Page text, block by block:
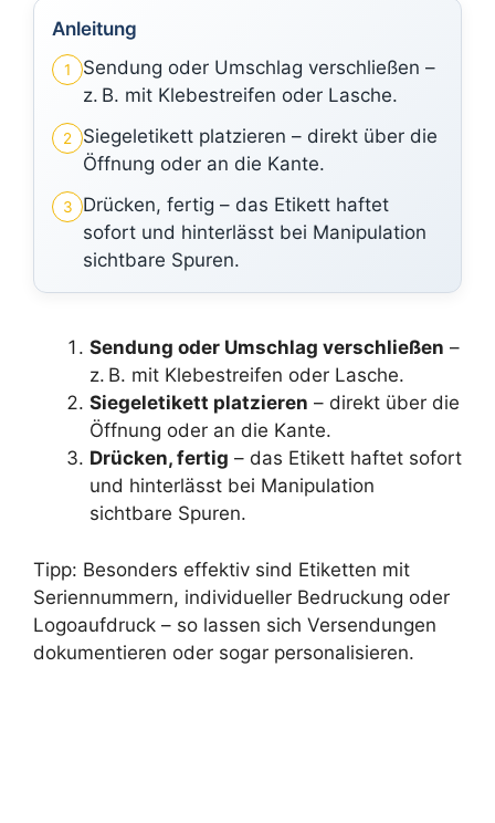
Anleitung
1
Sendung oder Umschlag verschließen –
z. B. mit Klebestreifen oder Lasche.
2
Siegeletikett platzieren – direkt über die
Öffnung oder an die Kante.
3
Drücken, fertig – das Etikett haftet
sofort und hinterlässt bei Manipulation
sichtbare Spuren.
Sendung oder Umschlag verschließen –
z. B. mit Klebestreifen oder Lasche.
Siegeletikett platzieren – direkt über die
Öffnung oder an die Kante.
Drücken, fertig – das Etikett haftet sofort
und hinterlässt bei Manipulation
sichtbare Spuren.
Tipp: Besonders effektiv sind Etiketten mit
Seriennummern, individueller Bedruckung oder
Logoaufdruck – so lassen sich Versendungen
dokumentieren oder sogar personalisieren.